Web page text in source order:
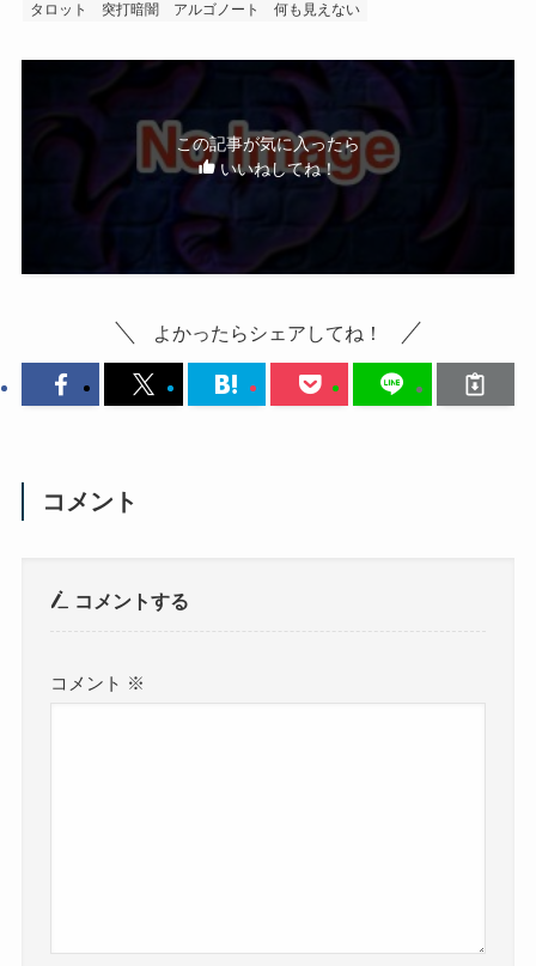
タロット
突打暗闇 アルゴノート 何も見えない
この記事が気に入ったら
いいねしてね！
よかったらシェアしてね！
コメント
コメントする
コメント ※